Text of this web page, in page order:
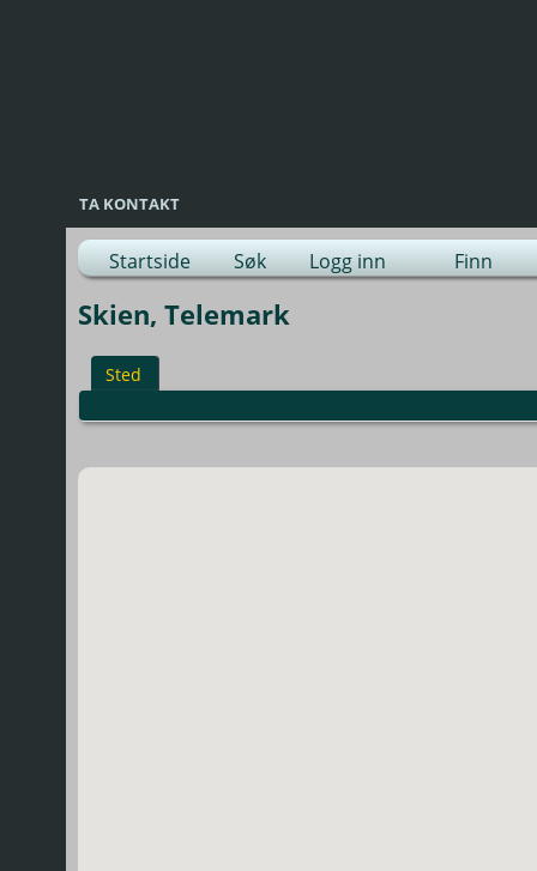
TA KONTAKT
Startside Søk Logg inn Finn
Skien, Telemark
Sted